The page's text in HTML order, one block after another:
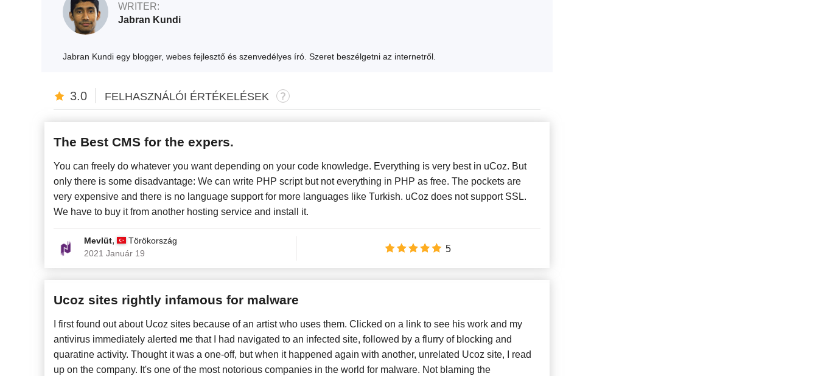
WRITER:
Jabran Kundi
Jabran Kundi egy blogger, webes fejlesztő és szenvedélyes író. Szeret beszélgetni az internetről.
3.0 FELHASZNÁLÓI ÉRTÉKELÉSEK
The Best CMS for the expers.
You can freely do whatever you want depending on your code knowledge. Everything is very best in uCoz. But
only there is some disadvantage: We can write PHP script but not everything in PHP as free. The pockets are
very expensive and there is no language support for more languages like Turkish. uCoz does not support SSL.
We have to buy it from another hosting service and install it.
Mevlüt,
Törökország
2021 Január 19
5
Ucoz sites rightly infamous for malware
I first found out about Ucoz sites because of an artist who uses them. Clicked on a link to see his work and my
antivirus immediately alerted me that I had navigated to an infected site, followed by a flurry of blocking and
quaratine activity. Thought it was a one-off, but when it happened again with another, unrelated Ucoz site, I read
up on the company. It's one of the most notorious companies in the world for malware. Not blaming the